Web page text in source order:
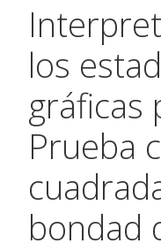
los
gráficas
Prueba
bondad